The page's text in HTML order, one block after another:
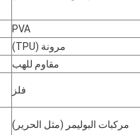
PVA
مرونة (TPU)
مقاوم للهب
فلز
مركبات البوليمر (مثل الحرير)